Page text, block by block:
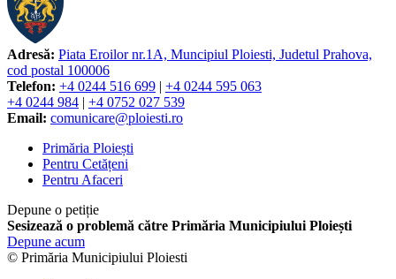
Adresă: Piata Eroilor nr.1A, Muncipiul Ploiesti, Judetul Prahova,
cod postal 100006
Telefon: +4 0244 516 699 | +4 0244 595 063
+4 0244 984 | +4 0752 027 539
Email: comunicare@ploiesti.ro
Primăria Ploiești
Pentru Cetățeni
Pentru Afaceri
Depune o petiție
Sesizează o problemă către Primăria Municipiului Ploiești
Depune acum
© Primăria Municipiului Ploiesti